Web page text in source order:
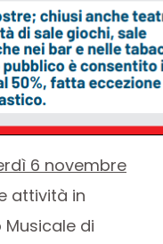
6 novembre
attività in
di